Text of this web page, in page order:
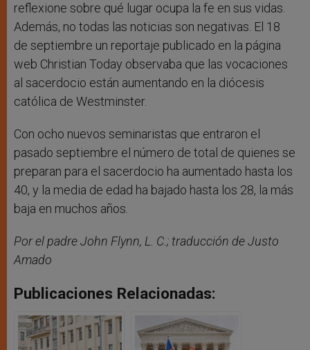
reflexione sobre qué lugar ocupa la fe en sus vidas.
Además, no todas las noticias son negativas. El 18
de septiembre un reportaje publicado en la página
web Christian Today observaba que las vocaciones
al sacerdocio están aumentando en la diócesis
católica de Westminster.
Con ocho nuevos seminaristas que entraron el
pasado septiembre el número de total de quienes se
preparan para el sacerdocio ha aumentado hasta los
40, y la media de edad ha bajado hasta los 28, la más
baja en muchos años.
Por el padre John Flynn, L. C.; traducción de Justo
Amado
Publicaciones Relacionadas: